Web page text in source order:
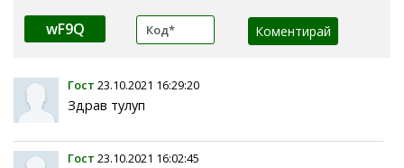
wF9Q
Гост 23.10.2021 16:29:20
Здрав тулуп
Гост 23.10.2021 16:02:45